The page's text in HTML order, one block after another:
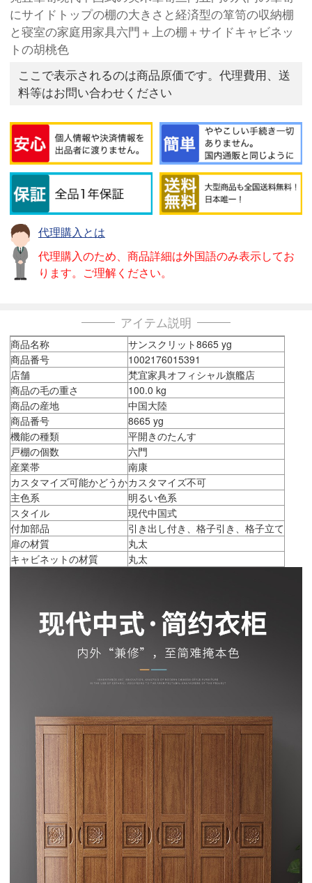
にサイドトップの棚の大きさと経済型の箪笥の収納棚
と寝室の家庭用家具六門＋上の棚＋サイドキャビネッ
トの胡桃色
ここで表示されるのは商品原価です。代理費用、送
料等はお問い合わせください
代理購入とは
代理購入のため、商品詳細は外国語のみ表示してお
ります。ご理解ください。
アイテム説明
商品名称
サンスクリット8665 yg
商品番号
1002176015391
店舗
梵宜家具オフィシャル旗艦店
商品の毛の重さ
100.0 kg
商品の産地
中国大陸
商品番号
8665 yg
機能の種類
平開きのたんす
戸棚の個数
六門
産業帯
南康
カスタマイズ可能かどうかカスタマイズ不可
主色系
明るい色系
スタイル
現代中国式
付加部品
引き出し付き、格子引き、格子立て
扉の材質
丸太
キャビネットの材質
丸太